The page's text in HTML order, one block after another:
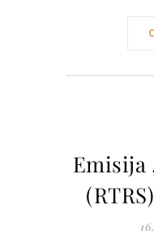
Emisija